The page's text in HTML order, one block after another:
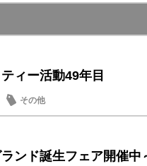
ィー活動49年目
その他
ンド誕生フェア開催中